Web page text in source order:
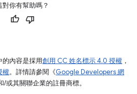
對你有幫助嗎？
內容是採用創用 CC 姓名標示 4.0 授權 ，
權。詳情請參閱《Google Developers 網
或其關聯企業的註冊商標。